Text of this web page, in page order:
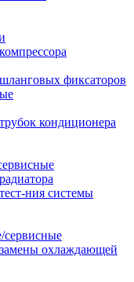
фиксаторов
кондиционера
ния системы
сервисные
охлаждающей